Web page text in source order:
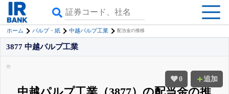
ホーム パルプ・紙 中越パルプ工業 配当金の推移
0 追加
3877 中越パルプ工業